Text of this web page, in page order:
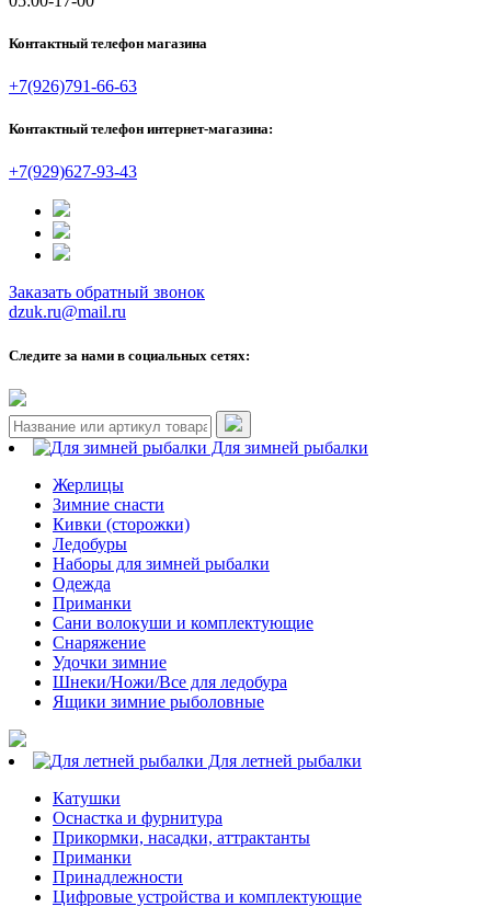
Контактный телефон магазина
+7(926)791-66-63
Контактный телефон интернет-магазина:
+7(929)627-93-43
Заказать обратный звонок
dzuk.ru@mail.ru
Следите за нами в социальных сетях:
Для зимней рыбалки
Жерлицы
Зимние снасти
Кивки (сторожки)
Ледобуры
Наборы для зимней рыбалки
Одежда
Приманки
Сани волокуши и комплектующие
Снаряжение
Удочки зимние
Шнеки/Ножи/Все для ледобура
Ящики зимние рыболовные
Для летней рыбалки
Катушки
Оснастка и фурнитура
Прикормки, насадки, аттрактанты
Приманки
Принадлежности
Цифровые устройства и комплектующие